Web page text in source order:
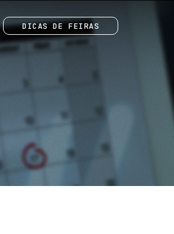
DICAS DE FEIRAS